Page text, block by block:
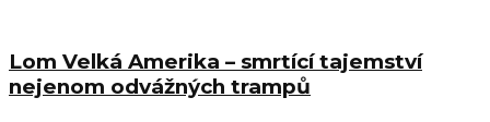
Lom Velká Amerika – smrtící tajemství
nejenom odvážných trampů